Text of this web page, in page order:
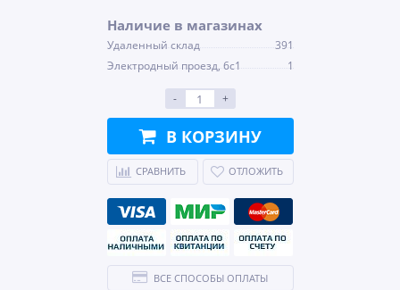
Наличие в магазинах
Удаленный склад
391
Электродный проезд, 6с1
1
- +
В КОРЗИНУ
СРАВНИТЬ ОТЛОЖИТЬ
ВСЕ СПОСОБЫ ОПЛАТЫ